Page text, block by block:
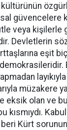
kültürünün
güvencelere
veya kişilerle
Devletlerin
eşit
müzakere
eksik olan ve
kısmıydı.
beri Kürt